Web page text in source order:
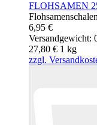
FLOHSAMEN
6,95 €
Versandgewicht:
27,80 € 1 kg
zzgl.